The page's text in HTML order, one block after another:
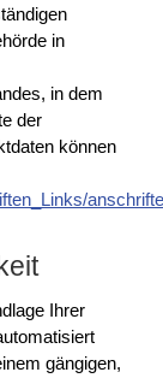
in
in dem
der
können
Ihrer
gängigen,